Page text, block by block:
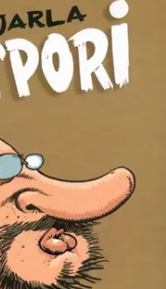
Jarlan Fingerpori on aivan
vaikka juhlavan
kieron virkamies
parhaat puujalat